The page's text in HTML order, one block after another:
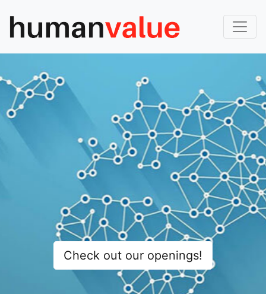
Check out our openings!